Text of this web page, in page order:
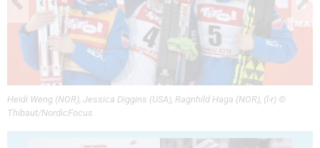
Heidi Weng (NOR), Jessica Diggins (USA), Ragnhild Haga (NOR), (l-r) ©
Thibaut/NordicFocus